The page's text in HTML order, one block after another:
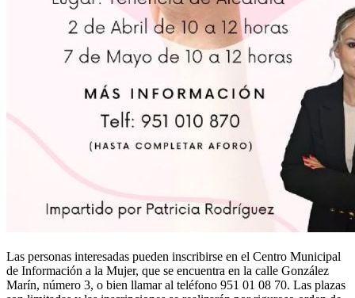
Las personas interesadas pueden inscribirse en el Centro Municipal
de Información a la Mujer, que se encuentra en la calle González
Marín, número 3, o bien llamar al teléfono 951 01 08 70. Las plazas